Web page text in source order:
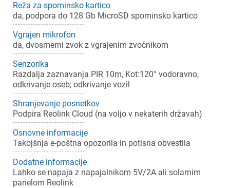
Reža za spominsko kartico
da, podpora do 128 Gb MicroSD spominsko kartico
Vgrajen mikrofon
da, dvosmerni zvok z vgrajenim zvočnikom
Senzorika
Razdalja zaznavanja PIR 10m, Kot:120° vodoravno,
odkrivanje oseb; odkrivanje vozil
Shranjevanje posnetkov
Podpira Reolink Cloud (na voljo v nekaterih državah)
Osnovne informacije
Takojšnja e-poštna opozorila in potisna obvestila
Dodatne informacije
Lahko se napaja z napajalnikom 5V/2A ali solarnim
panelom Reolink
Prijava
Za dodajanje na seznam želja morate biti prijavljeni.
Prekliči